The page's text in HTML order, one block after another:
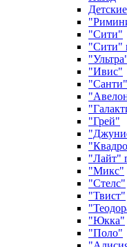
Детские
"Сити"
"Сити"
"Ивис"
"Санти"
"Грей"
"Лайт"
"Микс"
"Стелс"
"Твист"
"Юкка"
"Поло"